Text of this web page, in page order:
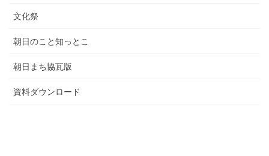
文化祭
朝日のこと知っとこ
朝日まち協瓦版
資料ダウンロード